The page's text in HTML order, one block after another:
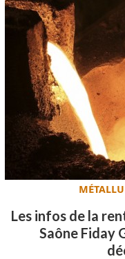
Les infos de la
Saône Fiday